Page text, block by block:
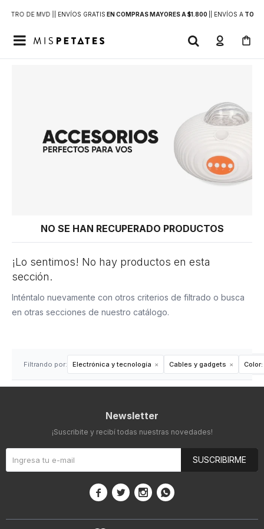
DE MVD | | ENVÍOS GRATIS EN COMPRAS MAYORES A $1.800 | ENVÍOS ATODO

NO SE HAN RECUPERADO PRODUCTOS
¡Lo sentimos! No hay productos en esta
sección.
Inténtalo nuevamente con otros criterios de filtrado o busca
en otras secciones de nuestro catálogo.
Filtrando por: Electrónica y tecnología Cables y gadgets Color:
Newsletter
¡Suscribite y recibí todas nuestras novedades!
SUSCRIBIRME
   